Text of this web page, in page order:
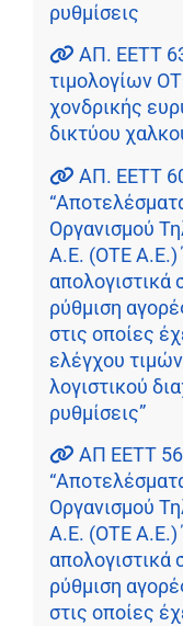
ρυθμίσεις
ΑΠ. EETT
τιμολογίων
χονδρικής
δικτύου
ΑΠ. EETT
Οργανισμού
Α.Ε. (ΟΤΕ Α.Ε.)
απολογιστικά
ρύθμιση
στις οποίες
ελέγχου
λογιστικού
ρυθμίσεις”
ΑΠ ΕΕΤΤ
Οργανισμού
Α.Ε. (ΟΤΕ Α.Ε.)
απολογιστικά
ρύθμιση
στις οποίες